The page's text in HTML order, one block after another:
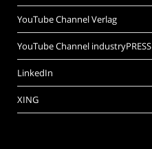
YouTube Channel Verlag
YouTube Channel industryPRESS
LinkedIn
XING